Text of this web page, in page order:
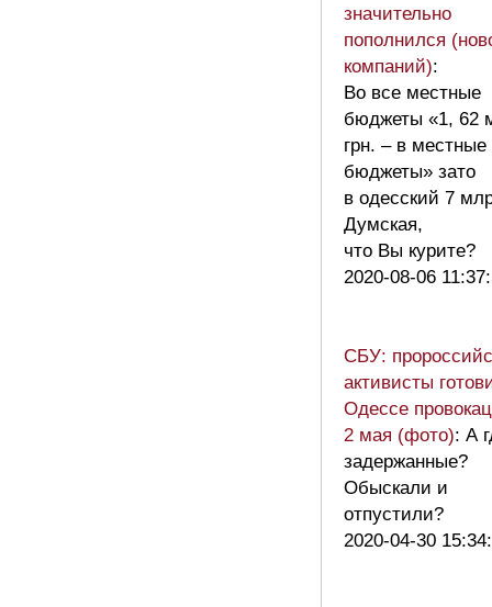
значительно
пополнился
компаний):
Во все местные
бюджеты «1, 62
грн. – в местные
бюджеты» зато
в одесский 7
Думская,
что Вы курите?
2020-08-06
СБУ:
активисты
Одессе
2 мая (фото): А
задержанные?
Обыскали и
отпустили?
2020-04-30